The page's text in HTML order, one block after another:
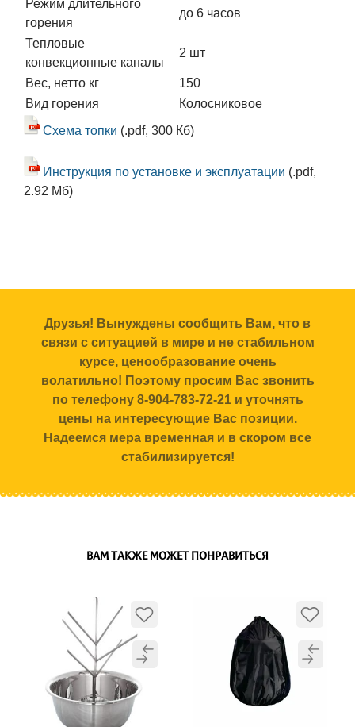
Режим длительного
горения
до 6 часов
Тепловые
конвекционные каналы
2 шт
Вес, нетто кг
150
Вид горения
Колосниковое
Схема топки (.pdf, 300 Кб)
Инструкция по установке и эксплуатации (.pdf,
2.92 Мб)
Друзья! Вынуждены сообщить Вам, что в
связи с ситуацией в мире и не стабильном
курсе, ценообразование очень
волатильно! Поэтому просим Вас звонить
по телефону 8-904-783-72-21 и уточнять
цены на интересующие Вас позиции.
Надеемся мера временная и в скором все
стабилизируется!
ВАМ ТАКЖЕ МОЖЕТ ПОНРАВИТЬСЯ